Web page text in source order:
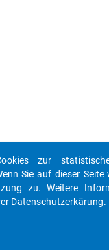
zur
Sie auf dieser
zu. Weitere
Datenschutzerkärung.